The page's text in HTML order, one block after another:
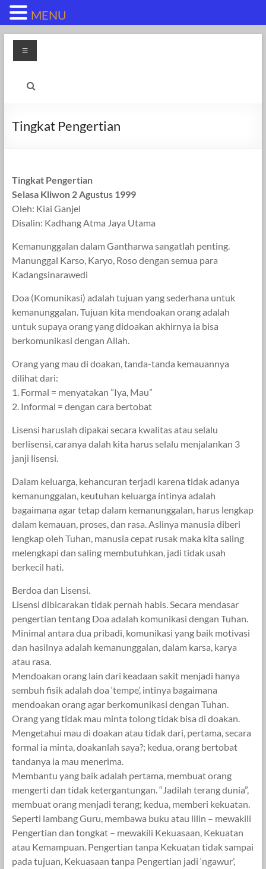
Skip
content
Menu
Tingkat Pengertian
Tingkat Pengertian
Selasa Kliwon 2 Agustus 1999
Oleh: Kiai Ganjel
Disalin: Kadhang Atma Jaya Utama
Kemanunggalan dalam Gantharwa sangatlah penting.
Manunggal Karso, Karyo, Roso dengan semua para
Kadangsinarawedi
Doa (Komunikasi) adalah tujuan yang sederhana untuk
kemanunggalan. Tujuan kita mendoakan orang adalah
untuk supaya orang yang didoakan akhirnya ia bisa
berkomunikasi dengan Allah.
Orang yang mau di doakan, tanda-tanda kemauannya
dilihat dari:
1. Formal = menyatakan ”Iya, Mau”
2. Informal = dengan cara bertobat
Lisensi haruslah dipakai secara kwalitas atau selalu
berlisensi, caranya dalah kita harus selalu menjalankan 3
janji lisensi.
Dalam keluarga, kehancuran terjadi karena tidak adanya
kemanunggalan, keutuhan keluarga intinya adalah
bagaimana agar tetap dalam kemanunggalan, harus lengkap
dalam kemauan, proses, dan rasa. Aslinya manusia diberi
lengkap oleh Tuhan, manusia cepat rusak maka kita saling
melengkapi dan saling membutuhkan, jadi tidak usah
berkecil hati.
Berdoa dan Lisensi.
Lisensi dibicarakan tidak pernah habis. Secara mendasar
pengertian tentang Doa adalah komunikasi dengan Tuhan.
Minimal antara dua pribadi, komunikasi yang baik motivasi
dan hasilnya adalah kemanunggalan, dalam karsa, karya
atau rasa.
Mendoakan orang lain dari keadaan sakit menjadi hanya
sembuh fisik adalah doa ‘tempe’, intinya bagaimana
mendoakan orang agar berkomunikasi dengan Tuhan.
Orang yang tidak mau minta tolong tidak bisa di doakan.
Mengetahui mau di doakan atau tidak dari, pertama, secara
formal ia minta, doakanlah saya?; kedua, orang bertobat
tandanya ia mau menerima.
Membantu yang baik adalah pertama, membuat orang
mengerti dan tidak ketergantungan. “Jadilah terang dunia”,
membuat orang menjadi terang; kedua, memberi kekuatan.
Seperti lambang Guru, membawa buku atau lilin – mewakili
Pengertian dan tongkat – mewakili Kekuasaan, Kekuatan
atau Kemampuan. Pengertian tanpa Kekuatan tidak sampai
pada tujuan, Kekuasaan tanpa Pengertian jadi ‘ngawur’,
MENU